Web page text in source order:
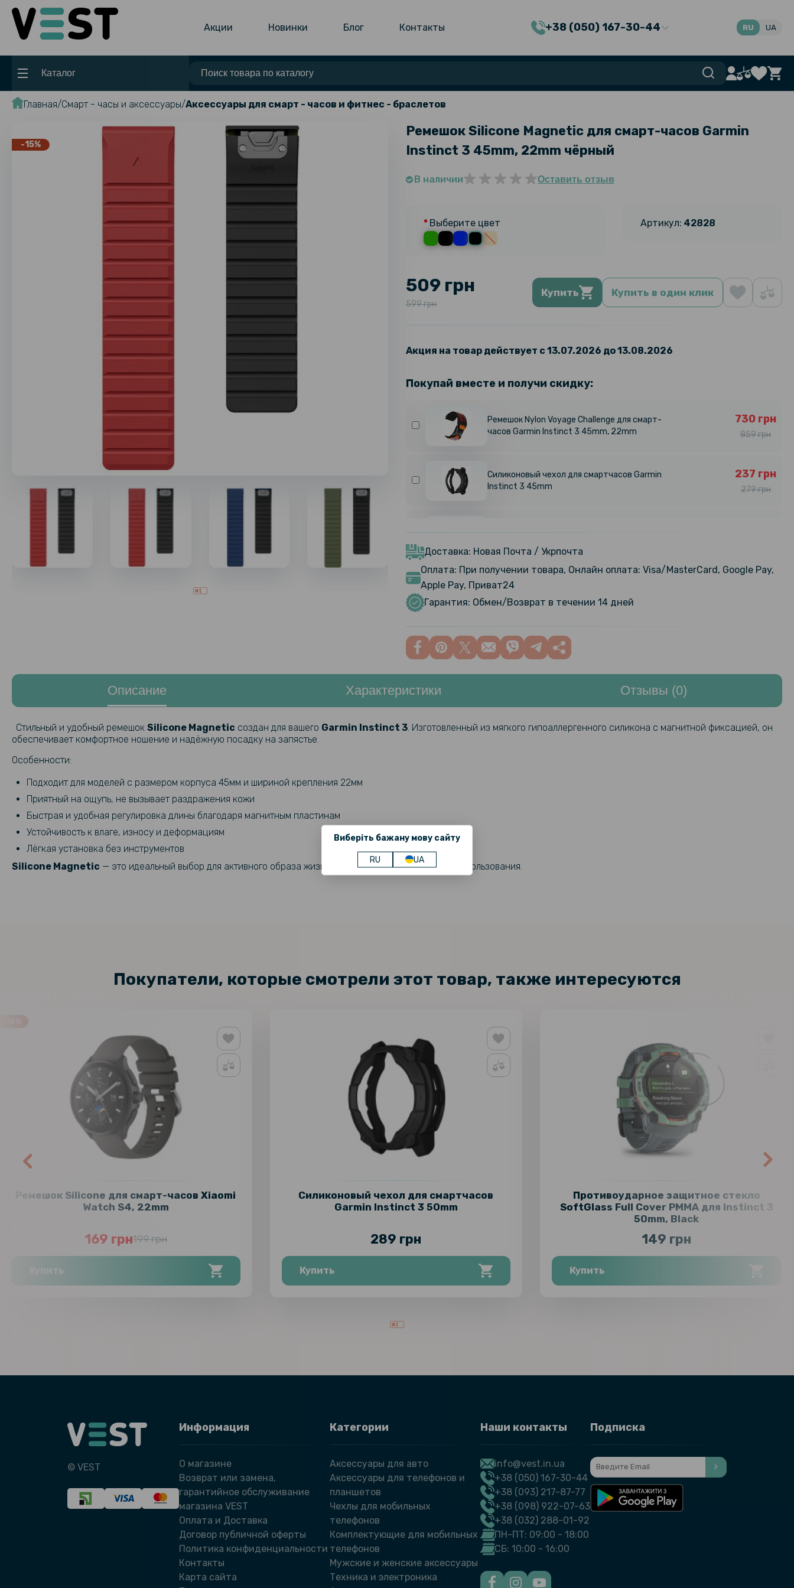
Акции Новинки Блог Контакты +38 (050) 167-30-44
Виберіть бажану мову сайту
RU UA
RU UA
Каталог
Главная Смарт - часы и аксессуары Аксессуары для смарт - часов и фитнес - браслетов
-15%
Ремешок Silicone Magnetic для смарт-часов Garmin
Instinct 3 45mm, 22mm чёрный
В наличии Оставить отзыв
Выберите цвет Артикул: 42828
509 грн
599 грн
Купить Купить в один клик
Акция на товар действует с 13.07.2026 до 13.08.2026
Покупай вместе и получи скидку:
Ремешок Nylon Voyage Challenge для смарт-
часов Garmin Instinct 3 45mm, 22mm
730 грн
859 грн
Силиконовый чехол для смартчасов Garmin
Instinct 3 45mm
237 грн
279 грн
SoftGlass Full Cover PMMA для Instinct 3
50mm, Black
Противоударное защитное стекло
SoftGlass Full Cover PMMA для Instinct 3
45mm, Black
Защитное стекло HD Clear для смарт-часов
Garmin Instinct 3 50mm
119 грн
Доставка: Новая Почта / Укрпочта
Оплата: При получении товара, Онлайн оплата: Visa/MasterCard, Google Pay,
Apple Pay, Приват24
Гарантия: Обмен/Возврат в течении 14 дней
Описание Характеристики Отзывы (0)
Стильный и удобный ремешок Silicone Magnetic создан для вашего Garmin Instinct 3 . Изготовленный из мягкого гипоаллергенного силикона с магнитной фиксацией, он
обеспечивает комфортное ношение и надёжную посадку на запястье.
Особенности:
Подходит для моделей с размером корпуса 45мм и шириной крепления 22мм
Приятный на ощупь, не вызывает раздражения кожи
Быстрая и удобная регулировка длины благодаря магнитным пластинам
Устойчивость к влаге, износу и деформациям
Лёгкая установка без инструментов
Silicone Magnetic — это идеальный выбор для активного образа жизни и стильного повседневного использования.
Покупатели, которые смотрели этот товар, также интересуются
Ремешок Silicone для смарт-часов Xiaomi
Watch S4, 22mm
169 грн199 грн
Купить
Силиконовый чехол для смартчасов
Garmin Instinct 3 50mm
289 грн
Купить
Противоударное защитное стекло
SoftGlass Full Cover PMMA для Instinct 3
50mm, Black
149 грн
Купить
© VEST
Информация
О магазине
Возврат или замена,
гарантийное обслуживание
магазина VEST
Оплата и Доставка
Договор публичной оферты
Политика конфиденциальности
Контакты
Карта сайта
Категории
Аксессуары для авто
Аксессуары для телефонов и
планшетов
Чехлы для мобильных
телефонов
Комплектующие для мобильных
телефонов
Мужские и женские аксессуары
Техника и электроника
Наши контакты
info@vest.in.ua
+38 (050) 167-30-44
+38 (093) 217-87-77
+38 (098) 922-07-63
+38 (032) 288-01-92
ПН-ПТ: 09:00 - 18:00
СБ: 10:00 - 16:00
Подписка